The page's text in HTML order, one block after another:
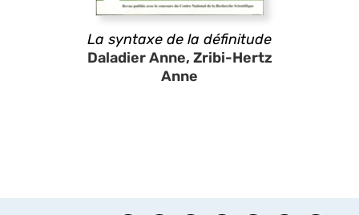
La syntaxe de la définitude
Daladier Anne, Zribi-Hertz
Anne